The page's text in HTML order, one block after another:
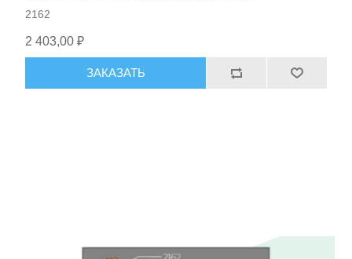
2162
2 403,00 ₽
ЗАКАЗАТЬ